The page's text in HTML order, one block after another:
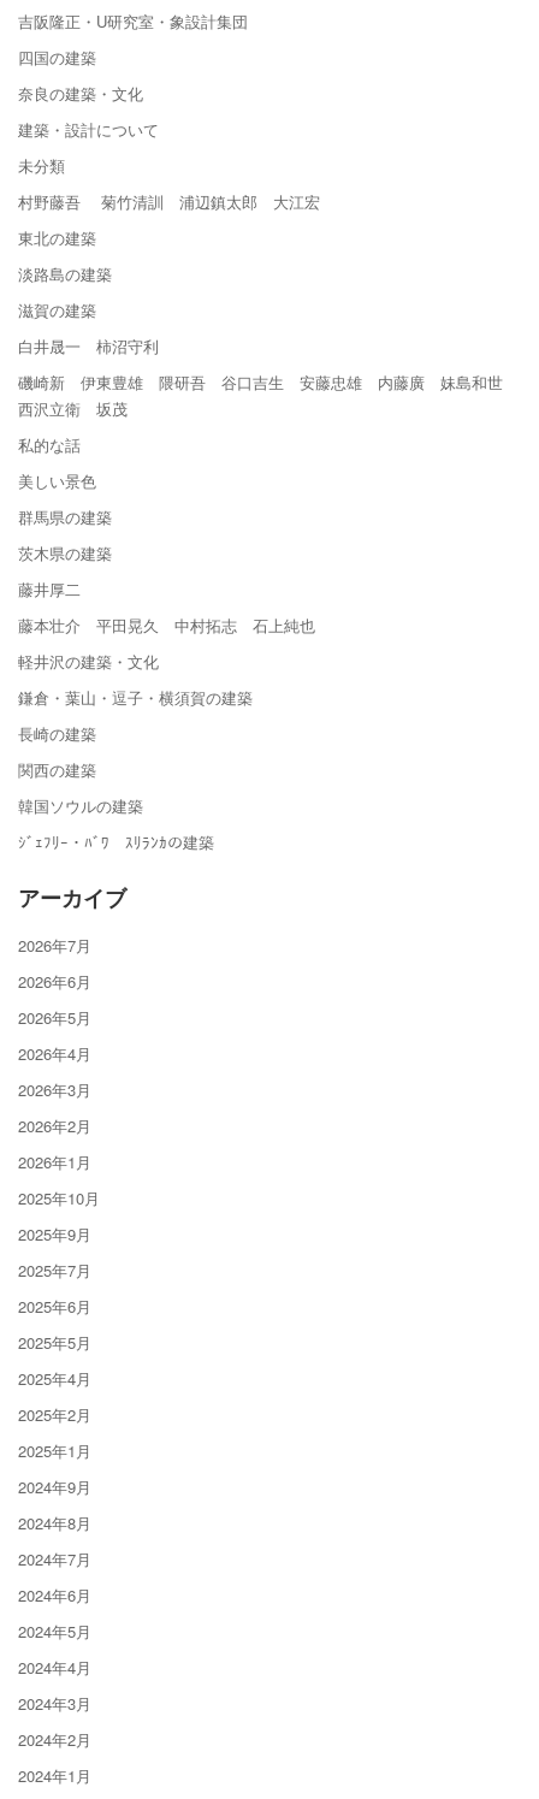
吉阪隆正・U研究室・象設計集団
四国の建築
奈良の建築・文化
建築・設計について
未分類
村野藤吾 菊竹清訓 浦辺鎮太郎 大江宏
東北の建築
淡路島の建築
滋賀の建築
白井晟一 柿沼守利
磯崎新 伊東豊雄 隈研吾 谷口吉生 安藤忠雄 内藤廣 妹島和世
西沢立衛 坂茂
私的な話
美しい景色
群馬県の建築
茨木県の建築
藤井厚二
藤本壮介 平田晃久 中村拓志 石上純也
軽井沢の建築・文化
鎌倉・葉山・逗子・横須賀の建築
長崎の建築
関西の建築
韓国ソウルの建築
ｼﾞｪﾌﾘｰ・ﾊﾞﾜ ｽﾘﾗﾝｶの建築
アーカイブ
2026年7月
2026年6月
2026年5月
2026年4月
2026年3月
2026年2月
2026年1月
2025年10月
2025年9月
2025年7月
2025年6月
2025年5月
2025年4月
2025年2月
2025年1月
2024年9月
2024年8月
2024年7月
2024年6月
2024年5月
2024年4月
2024年3月
2024年2月
2024年1月